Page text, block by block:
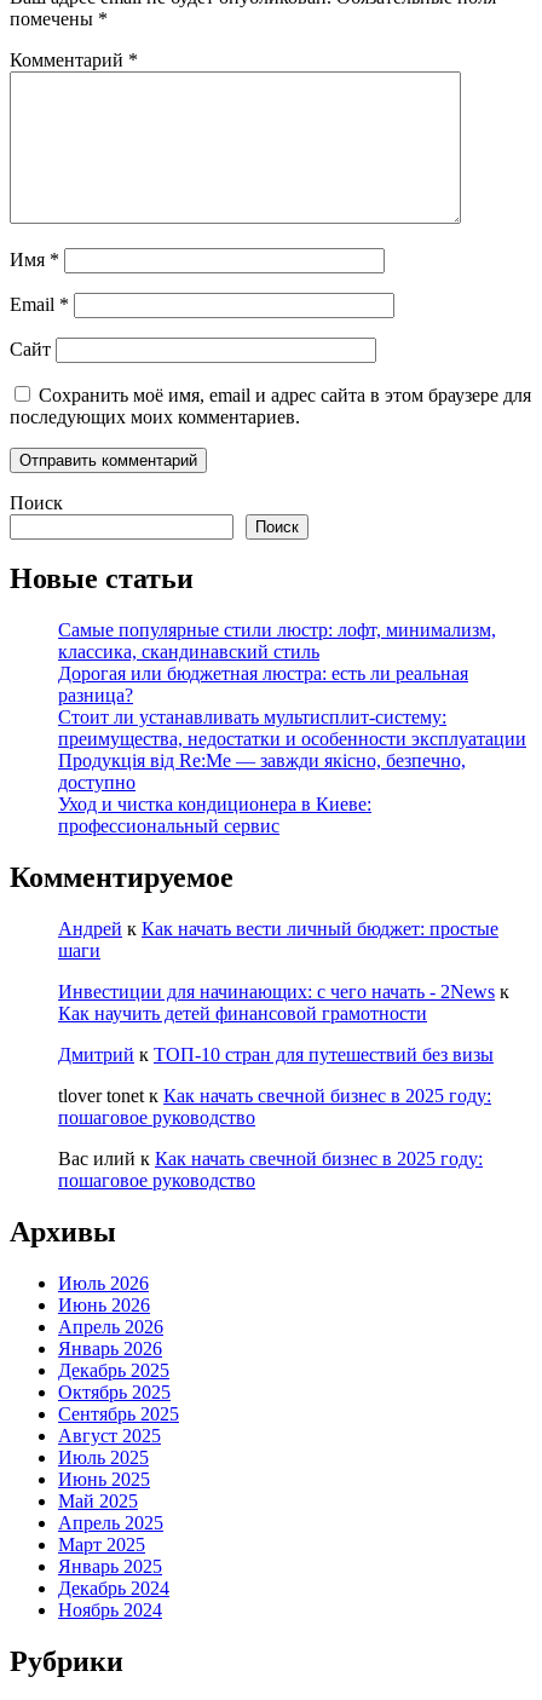
помечены *
Комментарий *
Имя *
Email *
Сайт
Сохранить моё имя, email и адрес сайта в этом браузере для
последующих моих комментариев.
Поиск
Поиск
Новые статьи
Самые популярные стили люстр: лофт, минимализм,
классика, скандинавский стиль
Дорогая или бюджетная люстра: есть ли реальная
разница?
Стоит ли устанавливать мультисплит-систему:
преимущества, недостатки и особенности эксплуатации
Продукція від Re:Me — завжди якісно, безпечно,
доступно
Уход и чистка кондиционера в Киеве:
профессиональный сервис
Комментируемое
Андрей к Как начать вести личный бюджет: простые
шаги
Инвестиции для начинающих: с чего начать - 2News к
Как научить детей финансовой грамотности
Дмитрий к ТОП-10 стран для путешествий без визы
tlover tonet к Как начать свечной бизнес в 2025 году:
пошаговое руководство
Вас илий к Как начать свечной бизнес в 2025 году:
пошаговое руководство
Архивы
Июль 2026
Июнь 2026
Апрель 2026
Январь 2026
Декабрь 2025
Октябрь 2025
Сентябрь 2025
Август 2025
Июль 2025
Июнь 2025
Май 2025
Апрель 2025
Март 2025
Январь 2025
Декабрь 2024
Ноябрь 2024
Рубрики